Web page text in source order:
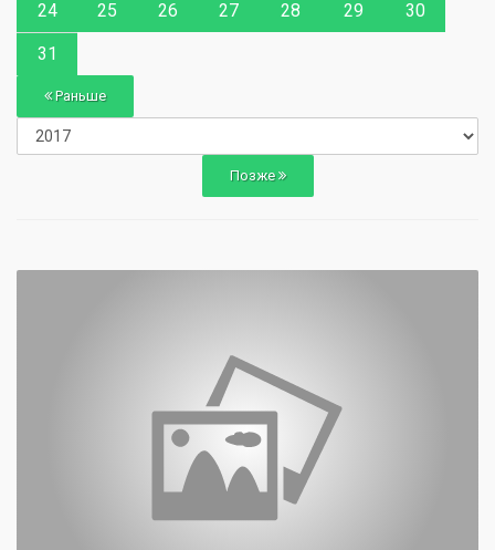
24 25 26 27 28 29 30
31
Раньше
Позже